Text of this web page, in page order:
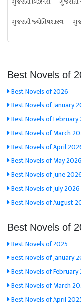
ગુજરાતી જ્યોતિષશાસ્ત્ર
Best Novels of
Best Novels of 2026
Best Novels of January
Best Novels of February
Best Novels of March
Best Novels of April
Best Novels of May 2026
Best Novels of June 2026
Best Novels of July 2026
Best Novels of August
Best Novels of
Best Novels of 2025
Best Novels of January
Best Novels of February
Best Novels of March
Best Novels of April